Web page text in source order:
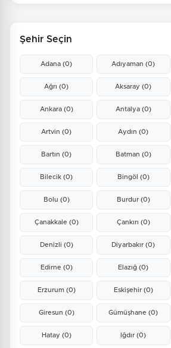
Şehir Seçin
Adana(0) Adıyaman(0)
Ağrı(0) Aksaray(0)
Ankara (0) Antalya (0)
Artvin(0) Aydın(0)
Bartın(0) Batman (0)
Bilecik(0) Bingöl (0)
Bolu (0) Burdur (0)
Çanakkale (0) Çankırı (0)
Denizli (0) Diyarbakır(0)
Edirne (0) Elazığ(0)
Erzurum (0) Eskişehir (0)
Giresun (0) Gümüşhane(0)
Hatay (0) Iğdır(0)